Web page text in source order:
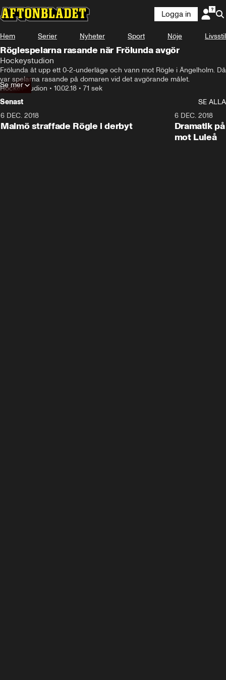
Logga in
Hem Serier Nyheter Sport Nöje Livsstil
Röglespelarna rasande när Frölunda avgör
Hockeystudion
Frölunda åt upp ett 0-2-underläge och vann mot Rögle i Ängelholm. Då
var spelarna rasande på domaren vid det avgörande målet.
Hockeystudion • 10.02.18 • 71 sek
Se mer
Senast
SE ALLA
6 DEC. 2018
Malmö straffade Rögle i derbyt
6 DEC. 2018
Dramatik
mot Luleå